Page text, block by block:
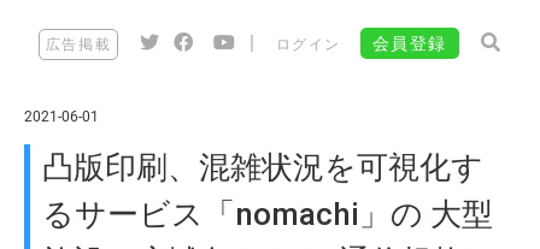
広告掲載 ログイン 会員登録
2021-06-01
凸版印刷、混雑状況を可視化す
るサービス「nomachi」の 大型